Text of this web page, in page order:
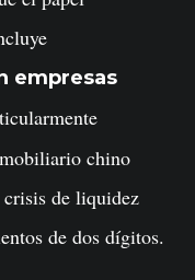
empresas
chino
crisis de liquidez
de dos dígitos.